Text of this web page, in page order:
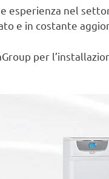
esperienza nel
e in costante
per